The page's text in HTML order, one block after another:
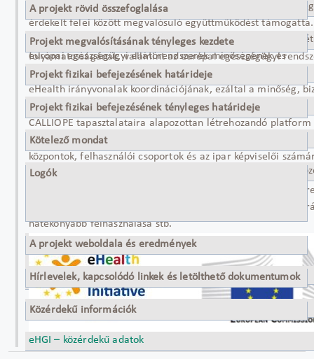
Az eHGI a tagállamok politikai kormányzás szintjén és az e-
érdekelt felei között megvalósuló együttműködést támogatta.
az európai polgárok egészségi állapotának, az ellátás
folyamatosságának, valamint az európai egészségügyi
fenntarthatóságának javítását célozta.
A projekt rövid összefoglalása
Az eHGI projekt fő célkitűzése döntéshozói szintű platform
európai egészségügyi ellátórendszerek minőségének és
fenntarthatóságának javítása. A platform célja a nemzeti és
eHealth irányvonalak koordinációjának, ezáltal a minőség,
fenntarthatóság és hatékonyság javítása ICT eszközök
CALLIOPE tapasztalataira alapozottan létrehozandó platform
tagállamai, az Európai Bizottság, egészségügyi hatóságok,
központok, felhasználói csoportok és az ipar képviselői
célja a betegek jobb ellátásának biztosítása: implementáció
eHealth szolgáltatások létrehozása a nemzeti egészségügyi
az ellátás biztonságának és minőségének javítása, az
hatékonyabb felhasználása stb.
Projekt megvalósításának tényleges kezdete
2010.01.01
Projekt fizikai befejezésének határideje
2012.12.31
Projekt fizikai befejezésének tényleges határideje
2012.12.31
Kötelező mondat
Az Európai Unió egészségügyi programja által
Logók
A projekt weboldala és eredmények
http://www.ehgi.eu/default.aspx
Hírlevelek, kapcsolódó linkek és letölthető dokumentumok
http://www.ehgi.eu/Pages/download.aspx
Közérdekű információk
eHGI – közérdekű adatok